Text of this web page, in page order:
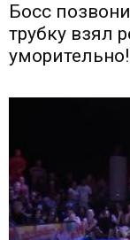
Босс
трубку взял
уморительно!